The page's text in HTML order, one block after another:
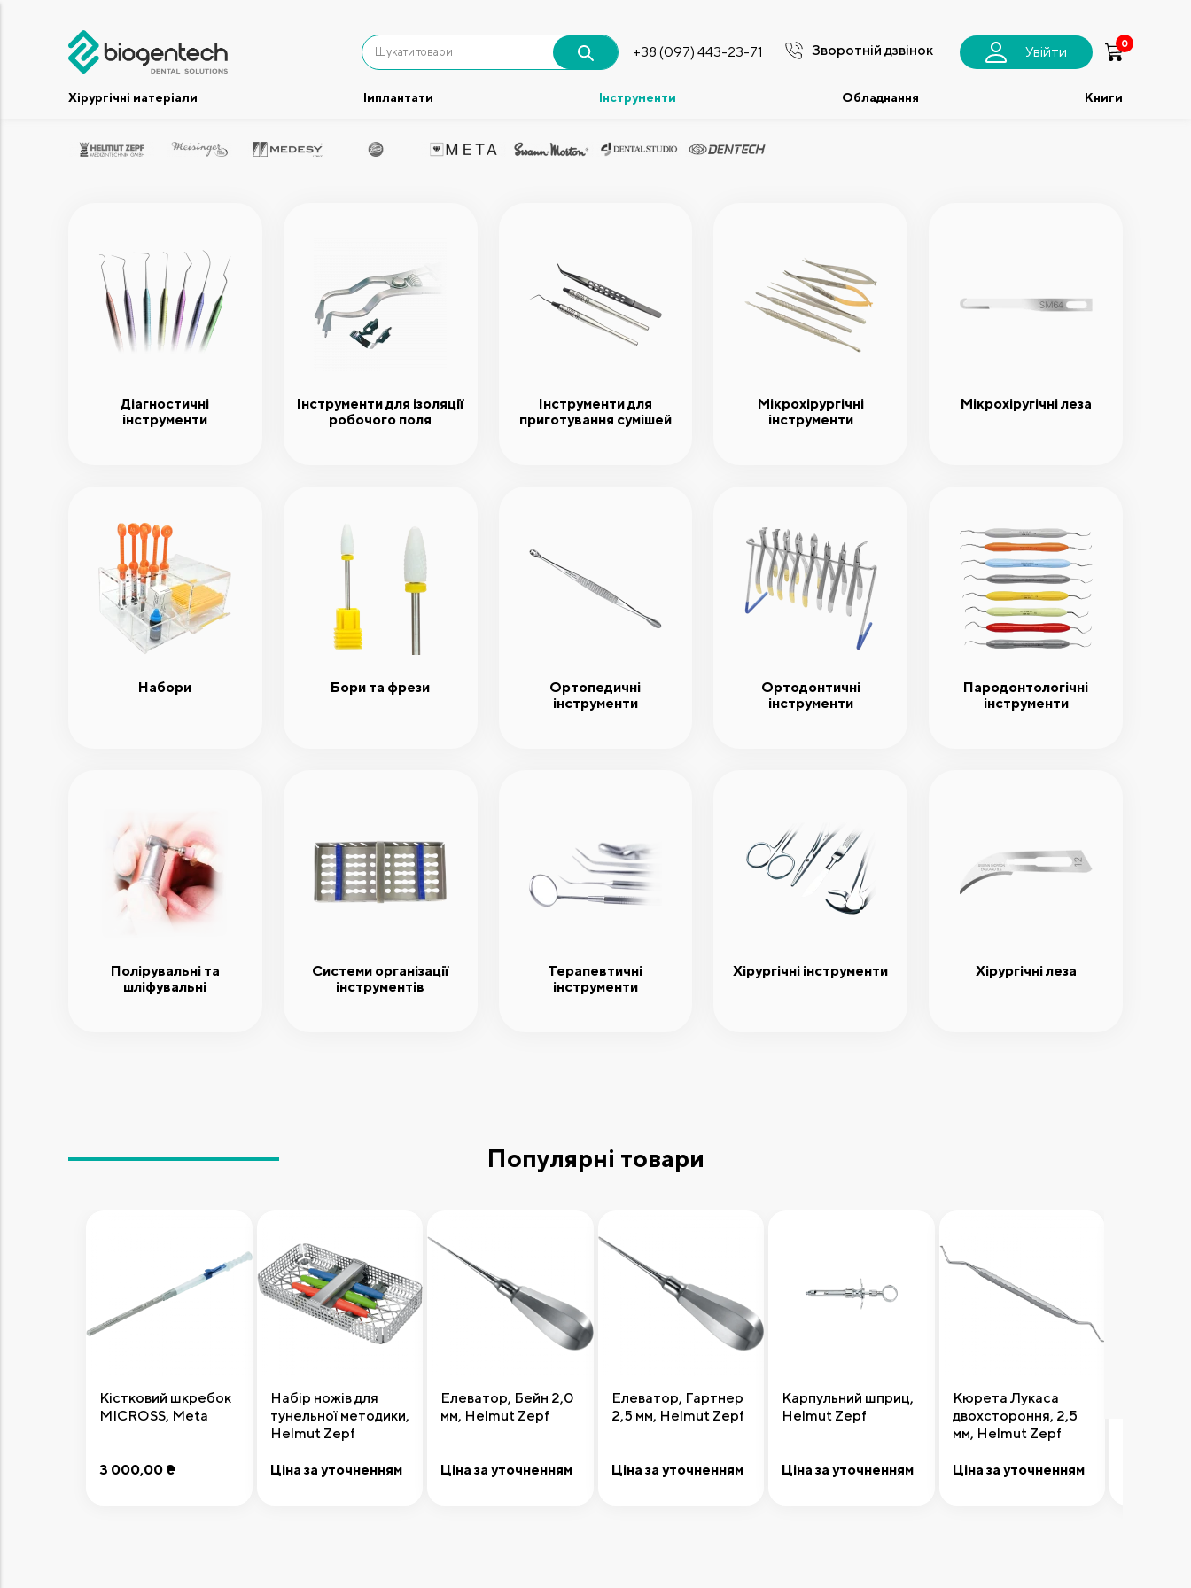
+38 (097) 443-23-71 Зворотній дзвінок Увійти
0
Хірургічні матеріали Імплантати Інструменти Обладнання Книги
Діагностичні
інструменти
Інструменти для ізоляції
робочого поля
Інструменти для
приготування сумішей
Мікрохірургічні
інструменти
Мікрохіругічні леза
Набори Бори та фрези
Ортопедичні
інструменти
Ортодонтичні
інструменти
Пародонтологічні
інструменти
Полірувальні та
шліфувальні
Системи організації
інструментів
Терапевтичні
інструменти
Хірургічні інструменти Хірургічні леза
Популярні товари
Кістковий шкребок
MICROSS, Meta
3 000,00 ₴
Додати до кошика
Набір ножів для
тунельної методики,
Helmut Zepf
Ціна за уточненням
Передзамовлення
Елеватор, Бейн 2,0
мм, Helmut Zepf
Ціна за уточненням
Передзамовлення
Елеватор, Гартнер
2,5 мм, Helmut Zepf
Ціна за уточненням
Додати до кошика
Карпульний шприц,
Helmut Zepf
Ціна за уточненням
Передзамовлення
Кюрета Лукаса
двохстороння, 2,5
мм, Helmut Zepf
Ціна за уточненням
Додати до кошика